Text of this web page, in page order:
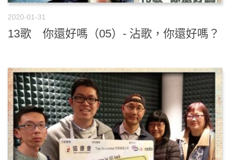
2020-01-31
13歌 你還好嗎（05）- 沾歌，你還好嗎？